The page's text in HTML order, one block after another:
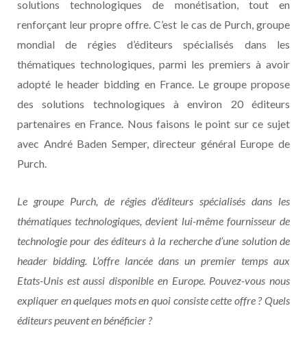
solutions technologiques de monétisation, tout en
renforçant leur propre offre. C’est le cas de Purch, groupe
mondial de régies d’éditeurs spécialisés dans les
thématiques technologiques, parmi les premiers à avoir
adopté le header bidding en France. Le groupe propose
des solutions technologiques à environ 20 éditeurs
partenaires en France. Nous faisons le point sur ce sujet
avec André Baden Semper, directeur général Europe de
Purch.
Le groupe Purch, de régies d’éditeurs spécialisés dans les
thématiques technologiques, devient lui-même fournisseur de
technologie pour des éditeurs à la recherche d’une solution de
header bidding. L’offre lancée dans un premier temps aux
Etats-Unis est aussi disponible en Europe. Pouvez-vous nous
expliquer en quelques mots en quoi consiste cette offre ? Quels
éditeurs peuvent en bénéficier ?